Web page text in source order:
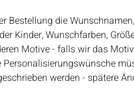
Bestellung die
Kinder, Wunschfarben,
Motive - falls wir das
werden - spätere